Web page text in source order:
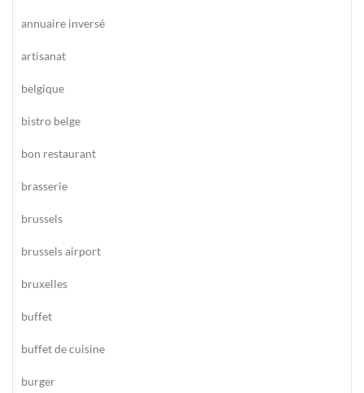
annuaire inversé
artisanat
belgique
bistro belge
bon restaurant
brasserie
brussels
brussels airport
bruxelles
buffet
buffet de cuisine
burger